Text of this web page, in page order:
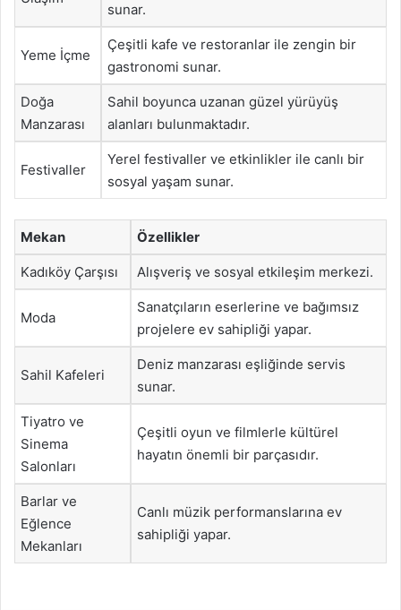
sunar.
Yeme İçme
Çeşitli kafe ve restoranlar ile zengin bir
gastronomi sunar.
Doğa
Manzarası
Sahil boyunca uzanan güzel yürüyüş
alanları bulunmaktadır.
Festivaller
Yerel festivaller ve etkinlikler ile canlı bir
sosyal yaşam sunar.
Mekan Özellikler
Kadıköy Çarşısı Alışveriş ve sosyal etkileşim merkezi.
Moda
Sanatçıların eserlerine ve bağımsız
projelere ev sahipliği yapar.
Sahil Kafeleri
Deniz manzarası eşliğinde servis
sunar.
Tiyatro ve
Sinema
Salonları
Çeşitli oyun ve filmlerle kültürel
hayatın önemli bir parçasıdır.
Barlar ve
Eğlence
Mekanları
Canlı müzik performanslarına ev
sahipliği yapar.